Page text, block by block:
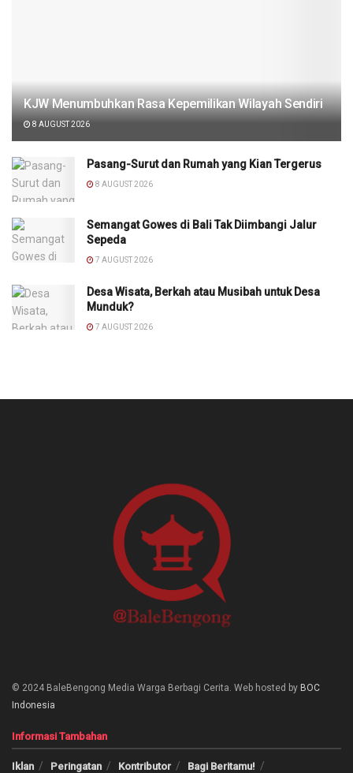
KJW Menumbuhkan Rasa Kepemilikan Wilayah Sendiri
8 AUGUST 2026
Pasang-Surut dan Rumah yang Kian Tergerus
8 AUGUST 2026
Semangat Gowes di Bali Tak Diimbangi Jalur
Sepeda
7 AUGUST 2026
Desa Wisata, Berkah atau Musibah untuk Desa
Munduk?
7 AUGUST 2026
© 2024 BaleBengong Media Warga Berbagi Cerita. Web hosted by BOC
Indonesia
Informasi Tambahan
Iklan Peringatan Kontributor Bagi Beritamu!